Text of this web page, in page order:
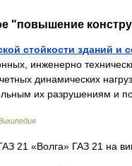
"повышение
стойкости зданий и
инженерно
динамических
их разрушениям и
21 «Волга» ГАЗ 21 на